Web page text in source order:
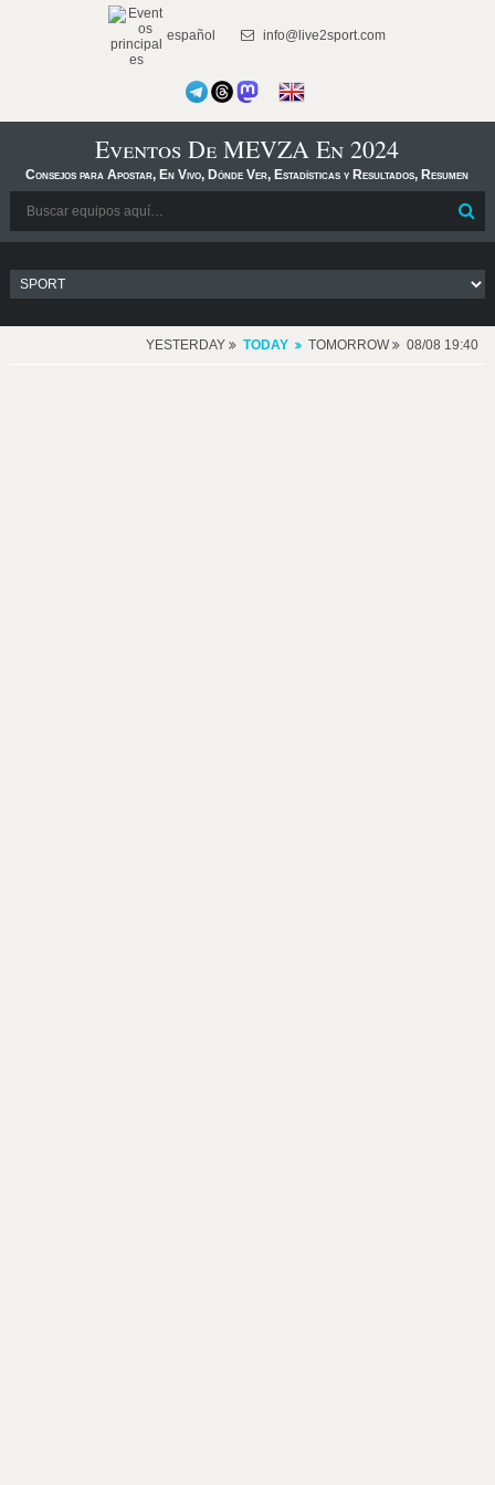
español info@live2sport.com
Eventos De MEVZA En 2024
Consejos para Apostar, En Vivo, Dónde Ver, Estadísticas y Resultados, Resumen
YESTERDAY TODAY TOMORROW 08/08 19:40